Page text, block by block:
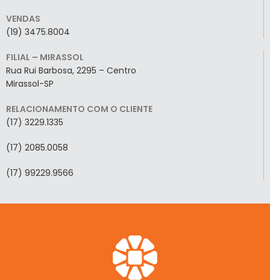
VENDAS
(19) 3475.8004
FILIAL – MIRASSOL
Rua Rui Barbosa, 2295 – Centro
Mirassol-SP
RELACIONAMENTO COM O CLIENTE
(17) 3229.1335
(17) 2085.0058
(17) 99229.9566